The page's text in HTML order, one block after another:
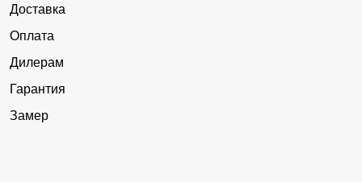
Доставка
Оплата
Дилерам
Гарантия
Замер